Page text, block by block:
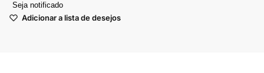
Seja notificado
Adicionar a lista de desejos